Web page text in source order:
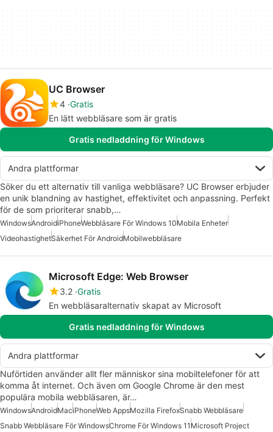
UC Browser
4 Gratis
En lätt webbläsare som är gratis
Gratis nedladdning för Windows
Andra plattformar
Söker du ett alternativ till vanliga webbläsare? UC Browser erbjuder
en unik blandning av hastighet, effektivitet och anpassning. Perfekt
för de som prioriterar snabb,…
WindowsAndroidiPhoneWebbläsare För Windows 10Mobila Enheter
VideohastighetSäkerhet För AndroidMobilwebbläsare
Microsoft Edge: Web Browser
3.2 Gratis
En webbläsaralternativ skapat av Microsoft
Gratis nedladdning för Windows
Andra plattformar
Nuförtiden använder allt fler människor sina mobiltelefoner för att
komma åt internet. Och även om Google Chrome är den mest
populära mobila webbläsaren, är…
WindowsAndroidMaciPhoneWeb AppsMozilla FirefoxSnabb Webbläsare
Snabb Webbläsare För WindowsChrome För Windows 11Microsoft Project